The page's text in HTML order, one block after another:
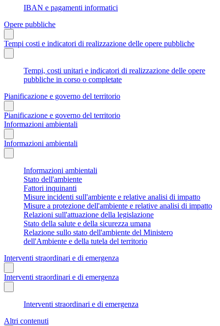
IBAN e pagamenti informatici
Opere pubbliche
Tempi costi e indicatori di realizzazione delle opere pubbliche
Tempi, costi unitari e indicatori di realizzazione delle opere
pubbliche in corso o completate
Pianificazione e governo del territorio
Pianificazione e governo del territorio
Informazioni ambientali
Informazioni ambientali
Informazioni ambientali
Stato dell'ambiente
Fattori inquinanti
Misure incidenti sull'ambiente e relative analisi di impatto
Misure a protezione dell'ambiente e relative analisi di impatto
Relazioni sull'attuazione della legislazione
Stato della salute e della sicurezza umana
Relazione sullo stato dell'ambiente del Ministero
dell'Ambiente e della tutela del territorio
Interventi straordinari e di emergenza
Interventi straordinari e di emergenza
Interventi straordinari e di emergenza
Altri contenuti